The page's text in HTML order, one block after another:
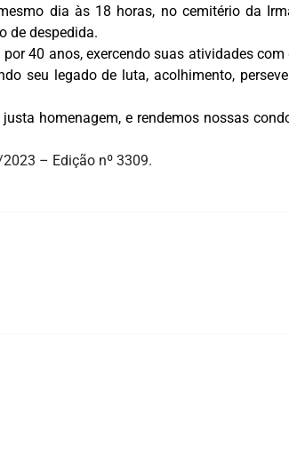
dia às 18 horas, no cemitério da
de despedida.
40 anos, exercendo suas atividades com
seu legado de luta, acolhimento,
homenagem, e rendemos nossas
– Edição nº 3309.